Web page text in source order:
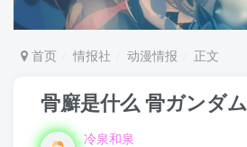
首页 情报社 动漫情报 正文
骨廯是什么 骨ガンダム
冷泉和泉